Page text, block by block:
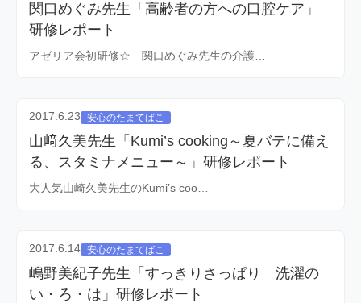
関口めぐみ先生「高齢者の方への口腔ケア」
研修レポート
アゼリア会初研修☆ 関口めぐみ先生の介護…
2017.6.23 安心のたまてばこ
山﨑久美先生「Kumi’s cooking～夏バテに備え
る、スタミナメニュー～」研修レポート
大人気山崎久美先生のKumi’s coo…
2017.6.14 安心のたまてばこ
嶋野美紀子先生「すっきりさっぱり 洗濯の
い・ろ・は」研修レポート